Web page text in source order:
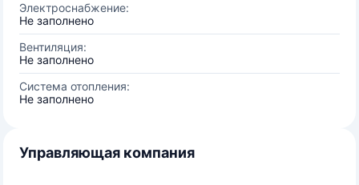
Электроснабжение:
Не заполнено
Вентиляция:
Не заполнено
Система отопления:
Не заполнено
Управляющая компания